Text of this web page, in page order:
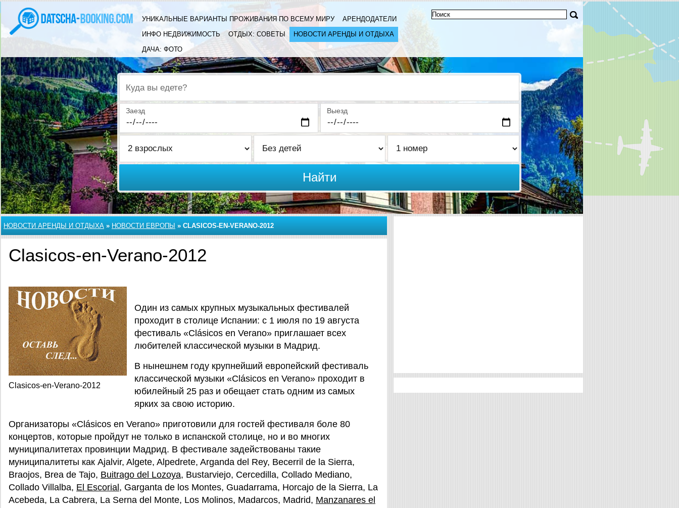
УНИКАЛЬНЫЕ ВАРИАНТЫ ПРОЖИВАНИЯ ПО ВСЕМУ МИРУ
АРЕНДОДАТЕЛИ
ИНФО НЕДВИЖИМОСТЬ
ОТДЫХ: СОВЕТЫ
НОВОСТИ АРЕНДЫ И ОТДЫХА
ДАЧА: ФОТО
Куда вы едете?
Заезд Выезд
Найти
НОВОСТИ АРЕНДЫ И ОТДЫХА » НОВОСТИ ЕВРОПЫ » CLASICOS-EN-VERANO-2012
Clasicos-en-Verano-2012
Clasicos-en-Verano-2012
Один из самых крупных музыкальных фестивалей
проходит в столице Испании: с 1 июля по 19 августа
фестиваль «Clásicos en Verano» приглашает всех
любителей классической музыки в Мадрид.
В нынешнем году крупнейший европейский фестиваль
классической музыки «Clásicos en Verano» проходит в
юбилейный 25 раз и обещает стать одним из самых
ярких за свою историю.
Организаторы «Clásicos en Verano» приготовили для гостей фестиваля боле 80
концертов, которые пройдут не только в испанской столице, но и во многих
муниципалитетах провинции Мадрид. В фестивале задействованы такие
муниципалитеты как Ajalvir, Algete, Alpedrete, Arganda del Rey, Becerril de la Sierra,
Braojos, Brea de Tajo, Buitrago del Lozoya, Bustarviejo, Cercedilla, Collado Mediano,
Collado Villalba, El Escorial , Garganta de los Montes, Guadarrama, Horcajo de la Sierra, La
Acebeda, La Cabrera, La Serna del Monte, Los Molinos, Madarcos, Madrid, Manzanares el